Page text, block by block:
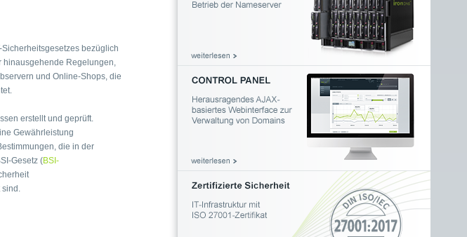
bezüglich
hinausgehende Regelungen,
und Online-Shops, die
erstellt und geprüft.
Gewährleistung
die in der
Gesetz (BSI-
sind.